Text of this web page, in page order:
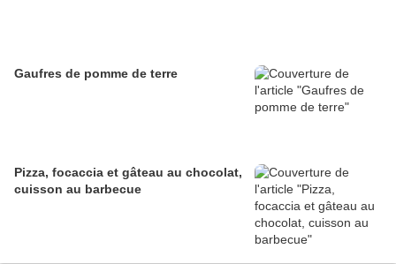
Gaufres de pomme de terre
Pizza, focaccia et gâteau au chocolat,
cuisson au barbecue